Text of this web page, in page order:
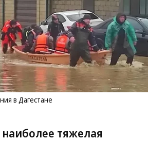
в Дагестане
тяжелая